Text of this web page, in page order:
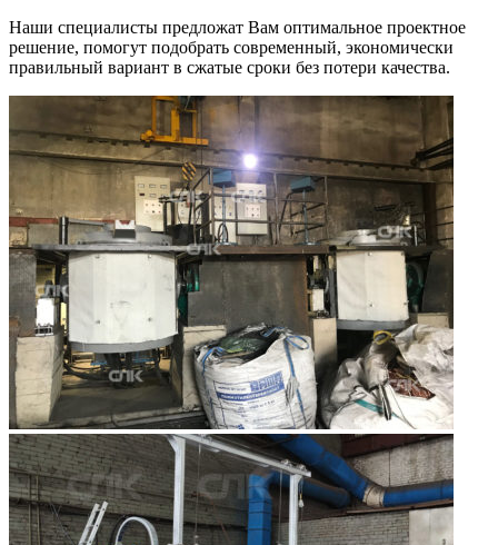
Наши специалисты предложат Вам оптимальное проектное
решение, помогут подобрать современный, экономически
правильный вариант в сжатые сроки без потери качества.